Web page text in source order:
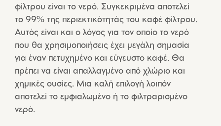
φίλτρου είναι το νερό. Συγκεκριμένα αποτελεί
το 99% της περιεκτικότητάς του καφέ φίλτρου.
Αυτός είναι και ο λόγος για τον οποίο το νερό
που θα χρησιμοποιήσεις έχει μεγάλη σημασία
για έναν πετυχημένο και εύγευστο καφέ. Θα
πρέπει να είναι απαλλαγμένο από χλώριο και
χημικές ουσίες. Μια καλή επιλογή λοιπόν
αποτελεί το εμφιαλωμένο ή το φιλτραρισμένο
νερό.